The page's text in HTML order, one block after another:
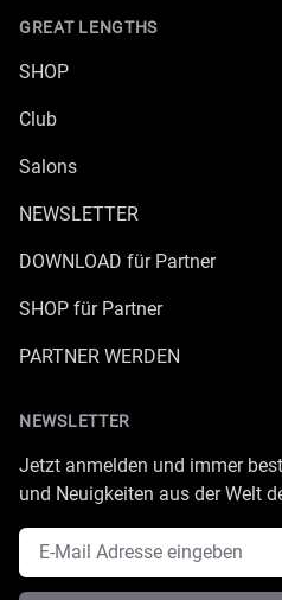
GREAT LENGTHS
SHOP
Club
Salons
NEWSLETTER
DOWNLOAD für Partner
SHOP für Partner
PARTNER WERDEN
NEWSLETTER
Jetzt anmelden und immer
und Neuigkeiten aus der Welt
E-Mail Adresse